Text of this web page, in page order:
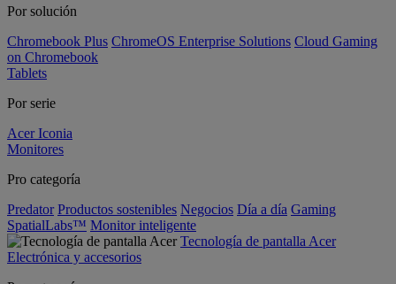
Por solución
Chromebook Plus ChromeOS Enterprise Solutions Cloud Gaming
on Chromebook
Tablets
Por serie
Acer Iconia
Monitores
Pro categoría
Predator Productos sostenibles Negocios Día a día Gaming
SpatialLabs™ Monitor inteligente
Tecnología de pantalla Acer
Electrónica y accesorios